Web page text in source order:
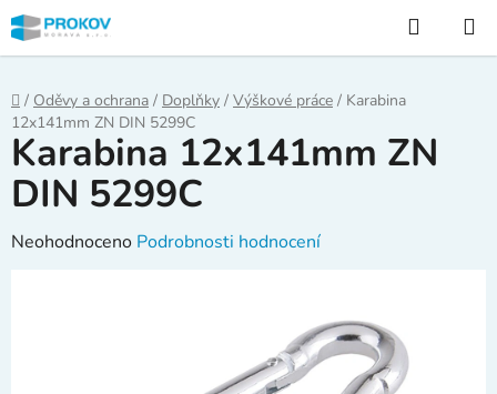
Přejít
na
obsah
Hledat
Domů
/ Oděvy a ochrana / Doplňky / Výškové práce / Karabina
12x141mm ZN DIN 5299C
Karabina 12x141mm ZN
DIN 5299C
Průměrné
Neohodnoceno Podrobnosti hodnocení